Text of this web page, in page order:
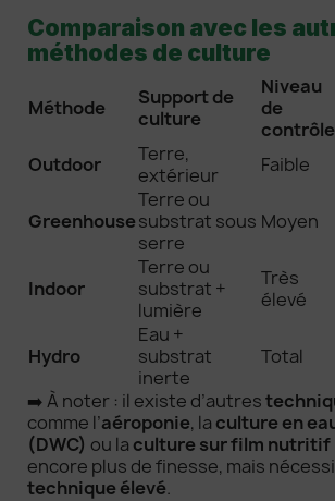
Comparaison avec les
méthodes de culture
Méthode
Support de
culture
Niveau
de
contrôle
Outdoor
Terre,
extérieur
Faible
Greenhouse
Terre ou
substrat sous
serre
Moyen
Indoor
Terre ou
substrat +
lumière
Très
élevé
Hydro
Eau +
substrat
inerte
Total
➡️ À noter : il existe d’autres
comme l’aéroponie, la culture en
(DWC) ou la culture sur film nutritif
encore plus de finesse, mais
technique élevé.